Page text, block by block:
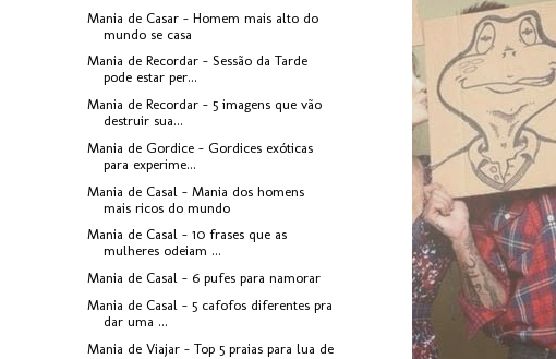
Mania de Casar - Homem mais alto do
mundo se casa
Mania de Recordar - Sessão da Tarde
pode estar per...
Mania de Recordar - 5 imagens que vão
destruir sua...
Mania de Gordice - Gordices exóticas
para experime...
Mania de Casal - Mania dos homens
mais ricos do mundo
Mania de Casal - 10 frases que as
mulheres odeiam ...
Mania de Casal - 6 pufes para namorar
Mania de Casal - 5 cafofos diferentes pra
dar uma ...
Mania de Viajar - Top 5 praias para lua de